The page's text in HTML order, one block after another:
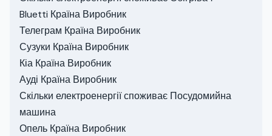
Bluetti Країна Виробник
Телеграм Країна Виробник
Сузуки Країна Виробник
Кіа Країна Виробник
Ауді Країна Виробник
Скільки електроенергії споживає Посудомийна
машина
Опель Країна Виробник